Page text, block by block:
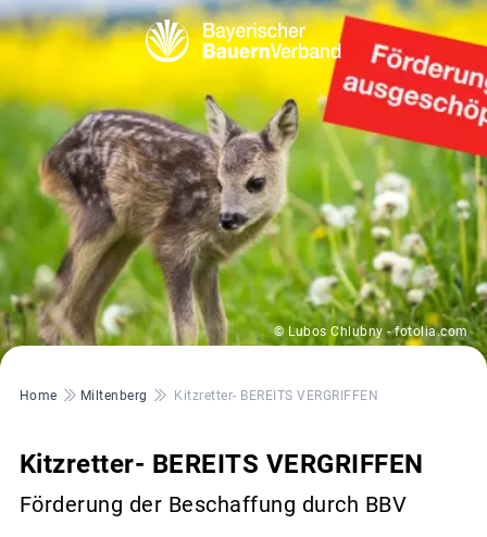
© Lubos Chlubny - fotolia.com
Pfadnavigation
Home Miltenberg Kitzretter- BEREITS VERGRIFFEN
Kitzretter- BEREITS VERGRIFFEN
Förderung der Beschaffung durch BBV